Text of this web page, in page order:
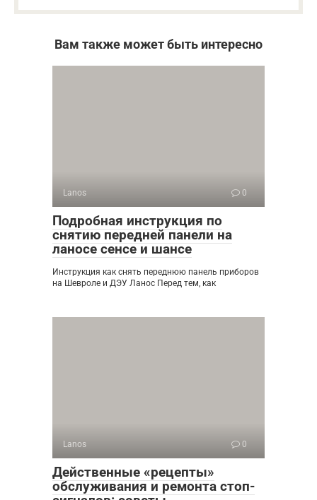
Вам также может быть интересно
Lanos 0
Подробная инструкция по
снятию передней панели на
ланосе сенсе и шансе
Инструкция как снять переднюю панель приборов
на Шевроле и ДЭУ Ланос Перед тем, как
Lanos 0
Действенные «рецепты»
обслуживания и ремонта стоп-